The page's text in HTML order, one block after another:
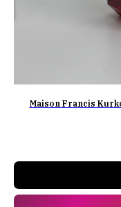
Maison Francis